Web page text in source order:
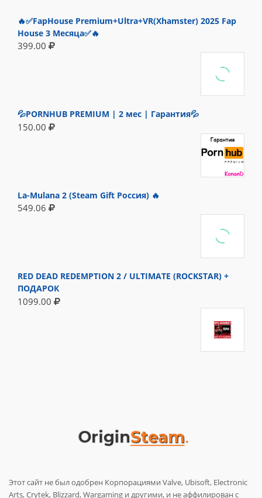
🔥✅FapHouse Premium+Ultra+VR(Xhamster) 2025 Fap
House 3 Месяца✅🔥
399.00
💦PORNHUB PREMIUM | 2 мес | Гарантия💦
150.00
La-Mulana 2 (Steam Gift Россия) 🔥
549.06
RED DEAD REDEMPTION 2 / ULTIMATE (ROCKSTAR) +
ПОДАРОК
1099.00
Этот сайт не был одобрен Корпорациями Valve, Ubisoft, Electronic
Arts, Crytek, Blizzard, Wargaming и другими, и не аффилирован с